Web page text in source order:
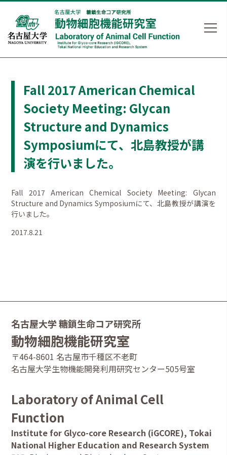
Fall 2017 American Chemical
Society Meeting: Glycan
Structure and Dynamics
Symposiumにて、北島教授が講
演を行いました。
Fall 2017 American Chemical Society Meeting: Glycan
Structure and Dynamics Symposiumにて、北島教授が講演を
行いました。
2017.8.21
名古屋大学 糖鎖生命コア研究所
動物細胞機能研究室
〒464-8601 名古屋市千種区不老町
名古屋大学生物機能開発利用研究センター505号室
Laboratory of Animal Cell
Function
Institute for Glyco-core Research (iGCORE), Tokai
National Higher Education and Research System